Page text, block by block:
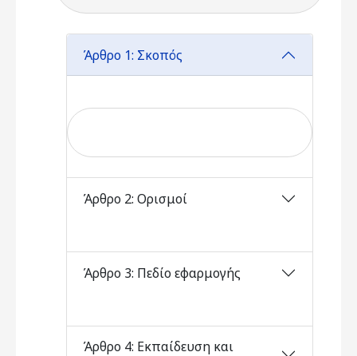
Άρθρο 1: Σκοπός
Άρθρο 2: Ορισμοί
Άρθρο 3: Πεδίο εφαρμογής
Άρθρο 4: Εκπαίδευση και